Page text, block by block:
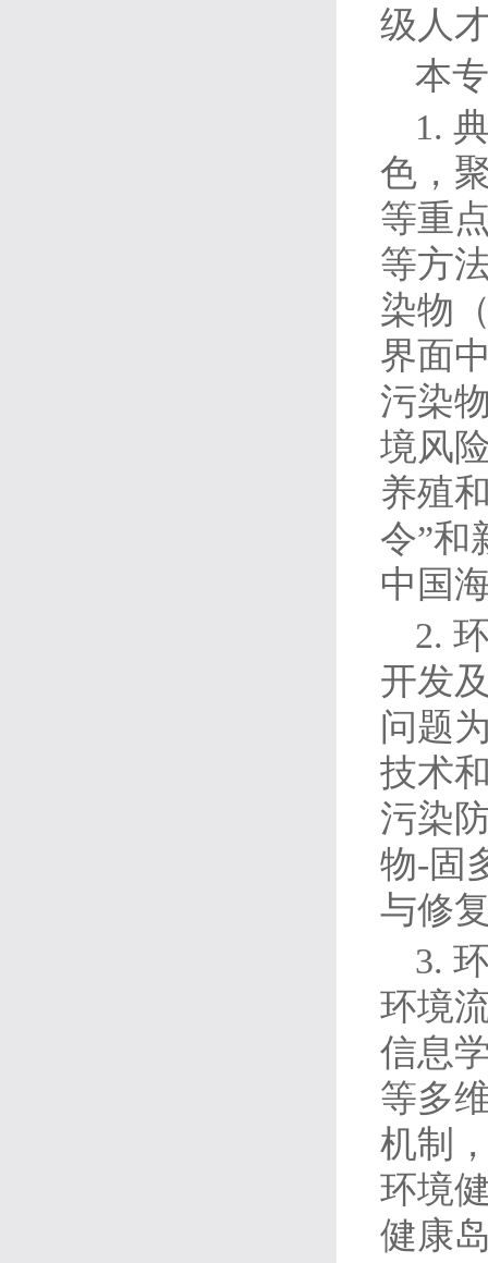
级人
本
1.
色，
等重
等方
染物
界面
污染
境风
养殖
令”和
中国
2.
开发
问题
技术
污染
物-固
与修
3.
环境
信息
等多
机制
环境
健康